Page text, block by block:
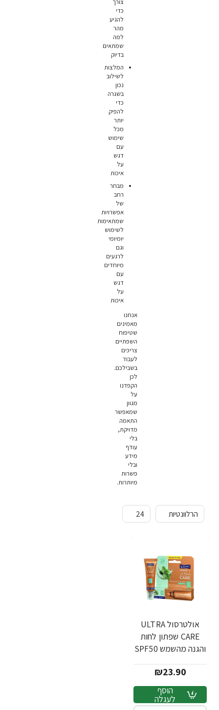
צורך
כדי
להגיע
מהר
למה
שמתאים
בדיוק
המלצות
לשילוב
נכון
בשגרה
כדי
להפיק
יותר
מכל
שימוש
עם
דגש
על
איכות
מבחר
רחב
של
אפשרויות
שמתאימות
לשימוש
יומיומי
וגם
לרגעים
מיוחדים
עם
דגש
על
איכות
אנחנו
מאמינים
שטיפוח
השפתיים
צריכים
לעבוד
בשבילכם.
לכן
הקפדנו
על
מגוון
שמאפשר
התאמה
מדויקת,
בלי
עודף
מידע
ובלי
פשרות
מיותרות.
אולטרסול ULTRA
CARE שפתון לחות
והגנה מהשמש SPF50
פישר
₪23.90
הוסף
לעגלה